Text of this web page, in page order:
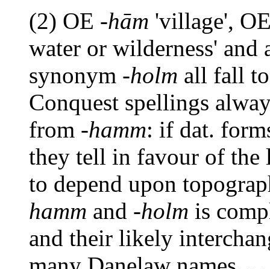
(2) OE -hām 'village',
water or wilderness' and
synonym -holm all fall
Conquest spellings
from -hamm: if dat.
they tell in favour of the
to depend upon
hamm and -holm is
and their likely